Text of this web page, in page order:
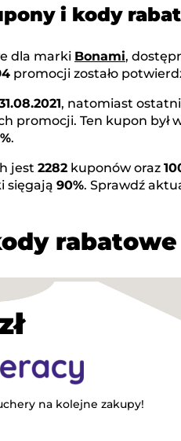
i kody
dla marki Bonami,
promocji zostało
, natomiast
promocji. Ten kupon był
.
jest 2282 kuponów oraz
sięgają 90%. Sprawdź
na kolejne zakupy!